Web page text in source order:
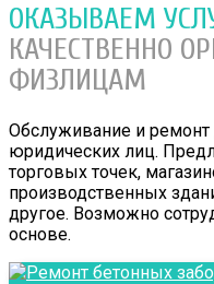
ОКАЗЫВАЕМ
КАЧЕСТВЕННО
ФИЗЛИЦАМ
Обслуживание и ремонт
юридических лиц.
торговых точек,
производственных
другое. Возможно
основе.